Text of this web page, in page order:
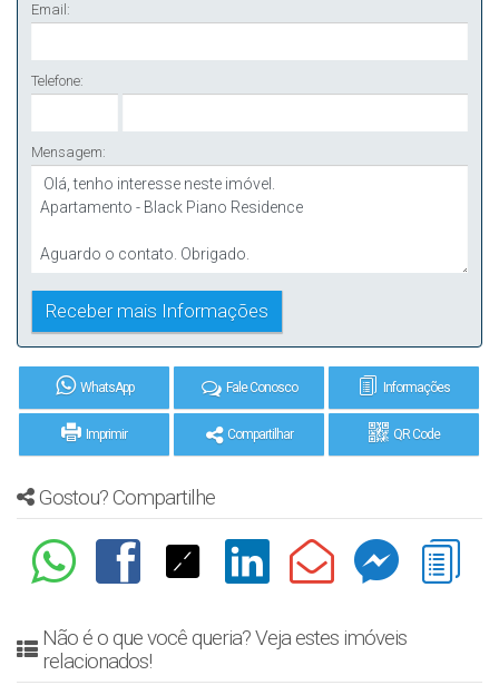
Email:
Telefone:
Mensagem:
WhatsApp Fale Conosco Informações
Imprimir Compartilhar QR Code
Gostou? Compartilhe
Não é o que você queria? Veja estes imóveis
relacionados!